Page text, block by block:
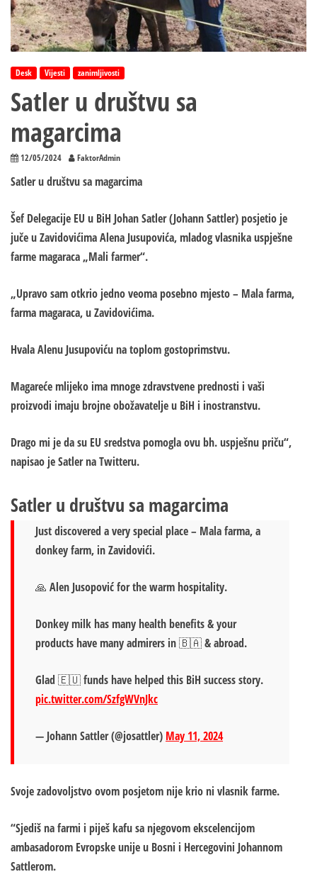
Desk Vijesti zanimljivosti
Satler u društvu sa
magarcima
12/05/2024 FaktorAdmin
Satler u društvu sa magarcima
Šef Delegacije EU u BiH Johan Satler (Johann Sattler) posjetio je
juče u Zavidovićima Alena Jusupovića, mladog vlasnika uspješne
farme magaraca „Mali farmer“.
„Upravo sam otkrio jedno veoma posebno mjesto – Mala farma,
farma magaraca, u Zavidovićima.
Hvala Alenu Jusupoviću na toplom gostoprimstvu.
Magareće mlijeko ima mnoge zdravstvene prednosti i vaši
proizvodi imaju brojne obožavatelje u BiH i inostranstvu.
Drago mi je da su EU sredstva pomogla ovu bh. uspješnu priču“,
napisao je Satler na Twitteru.
Satler u društvu sa magarcima
Just discovered a very special place – Mala farma, a
donkey farm, in Zavidovići.
🙏 Alen Jusopović for the warm hospitality.
Donkey milk has many health benefits & your
products have many admirers in 🇧🇦 & abroad.
Glad 🇪🇺 funds have helped this BiH success story.
pic.twitter.com/SzfgWVnJkc
— Johann Sattler (@josattler) May 11, 2024
Svoje zadovoljstvo ovom posjetom nije krio ni vlasnik farme.
“Sjediš na farmi i piješ kafu sa njegovom ekscelencijom
ambasadorom Evropske unije u Bosni i Hercegovini Johannom
Sattlerom.